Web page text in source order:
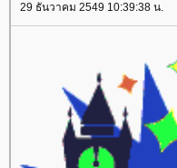
29 ธันวาคม 2549 10:39:38 น.